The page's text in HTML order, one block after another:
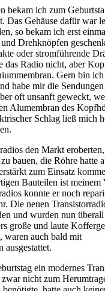
bekam ich zum
Das Gehäuse dafür war
so bekam ich erst
Drehknöpfen
oder stromführende
das Radio nicht, aber
Gern bin ich
habe mir die
oft unsanft geweckt,
Alumembran des
Schlag ließ mich
den Markt
bauen, die Röhre hatte
zum Einsatz
Bauteilen ist meinem
konnte er noch
Die neuen
und wurden nun
große und laute
waren auch bald mit
ausgestattet.
ein modernes
nicht zum